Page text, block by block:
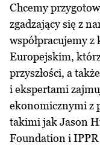
Chcemy
zgadzający się z
współpracujemy
Europejskim,
przyszłości, a
i ekspertami
ekonomicznymi z
takimi jak Jason
Foundation i